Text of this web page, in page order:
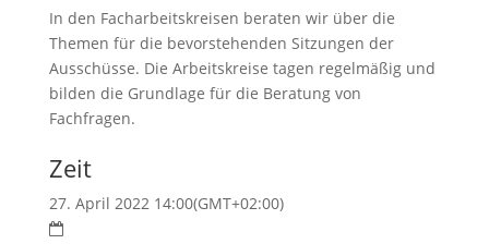
In den Facharbeitskreisen beraten wir über die
Themen für die bevorstehenden Sitzungen der
Ausschüsse. Die Arbeitskreise tagen regelmäßig und
bilden die Grundlage für die Beratung von
Fachfragen.
Zeit
27. April 2022 14:00(GMT+02:00)